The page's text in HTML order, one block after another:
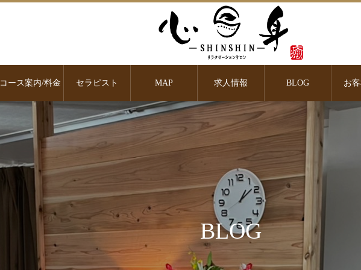
コース案内/料金 セラピスト MAP 求人情報 BLOG お
BLOG